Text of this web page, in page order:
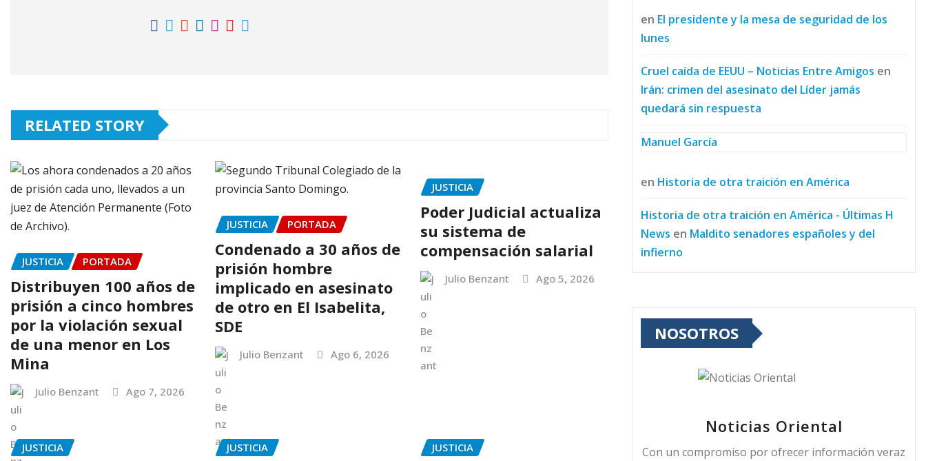
RELATED STORY
JUSTICIA PORTADA
Distribuyen 100 años de
prisión a cinco hombres
por la violación sexual
de una menor en Los
Mina
Julio Benzant Ago 7, 2026
JUSTICIA PORTADA
Condenado a 30 años de
prisión hombre
implicado en asesinato
de otro en El Isabelita,
SDE
Julio Benzant Ago 6, 2026
JUSTICIA
Poder Judicial actualiza
su sistema de
compensación salarial
Julio Benzant Ago 5, 2026
JUSTICIA JUSTICIA JUSTICIA
en El presidente y la mesa de seguridad de los
lunes
Cruel caída de EEUU – Noticias Entre Amigos en
Irán: crimen del asesinato del Líder jamás
quedará sin respuesta
Manuel García
en Historia de otra traición en América
Historia de otra traición en América - Últimas H
News en Maldito senadores españoles y del
infierno
NOSOTROS
Noticias Oriental
Con un compromiso por ofrecer información veraz